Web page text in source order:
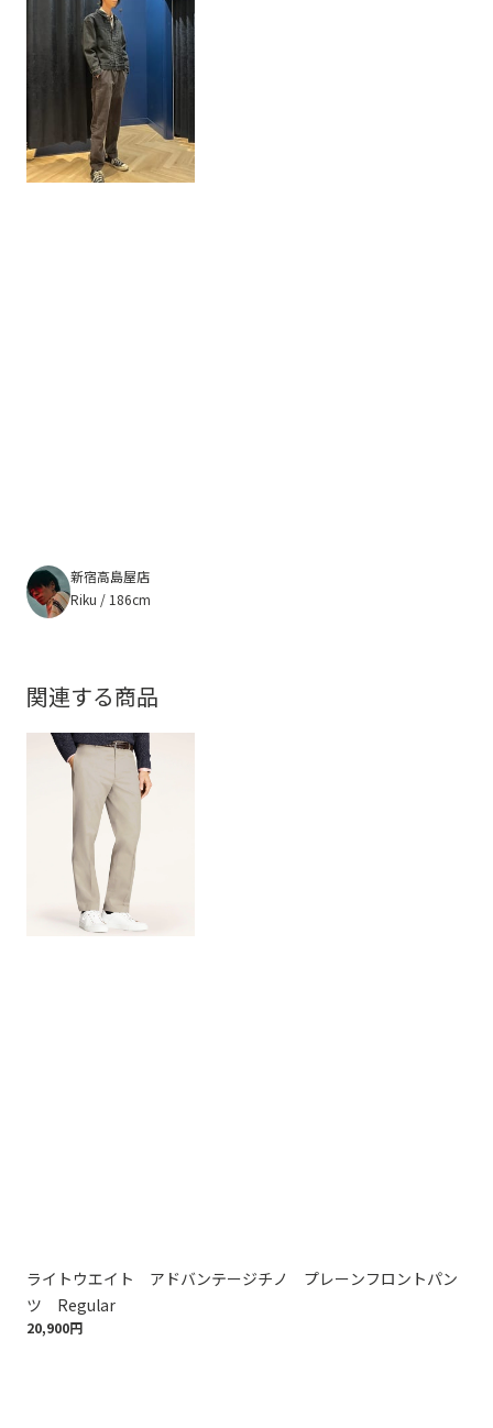
新宿高島屋店
Riku / 186cm
関連する商品
ライトウエイト アドバンテージチノ プレーンフロントパン
ツ Regular
20,900円